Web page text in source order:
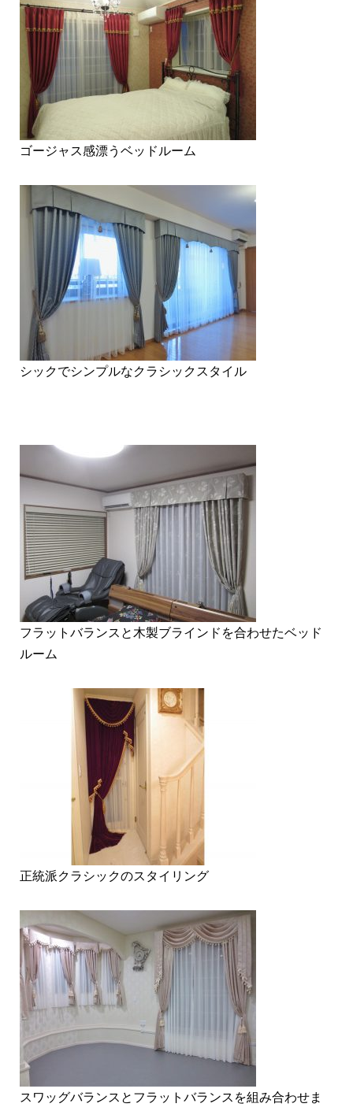
ゴージャス感漂うベッドルーム
シックでシンプルなクラシックスタイル
フラットバランスと木製ブラインドを合わせたベッド
ルーム
正統派クラシックのスタイリング
スワッグバランスとフラットバランスを組み合わせま